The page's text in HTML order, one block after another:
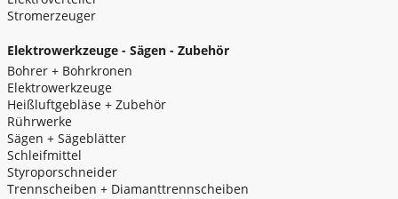
Stromerzeuger
Elektrowerkzeuge - Sägen - Zubehör
Bohrer + Bohrkronen
Elektrowerkzeuge
Heißluftgebläse + Zubehör
Rührwerke
Sägen + Sägeblätter
Schleifmittel
Styroporschneider
Trennscheiben + Diamanttrennscheiben